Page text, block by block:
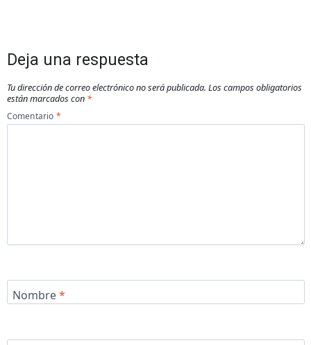
Deja una respuesta
Tu dirección de correo electrónico no será publicada. Los campos obligatorios
están marcados con *
Comentario *
Nombre*